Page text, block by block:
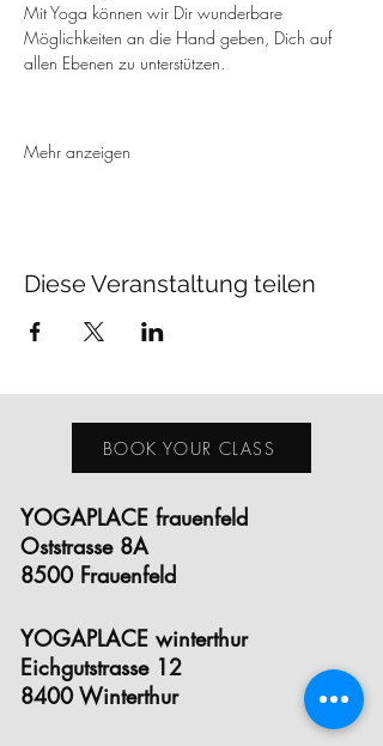
Mit Yoga können wir Dir wunderbare
Möglichkeiten an die Hand geben, Dich auf
allen Ebenen zu unterstützen.
Mehr anzeigen
Diese Veranstaltung teilen
BOOK YOUR CLASS
YOGAPLACE frauenfeld
Oststrasse 8A
8500 Frauenfeld
YOGAPLACE winterthur
Eichgutstrasse 12
8400 Winterthur